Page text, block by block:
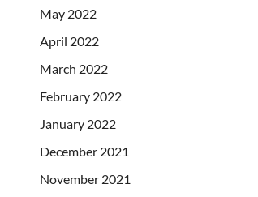
May 2022
April 2022
March 2022
February 2022
January 2022
December 2021
November 2021